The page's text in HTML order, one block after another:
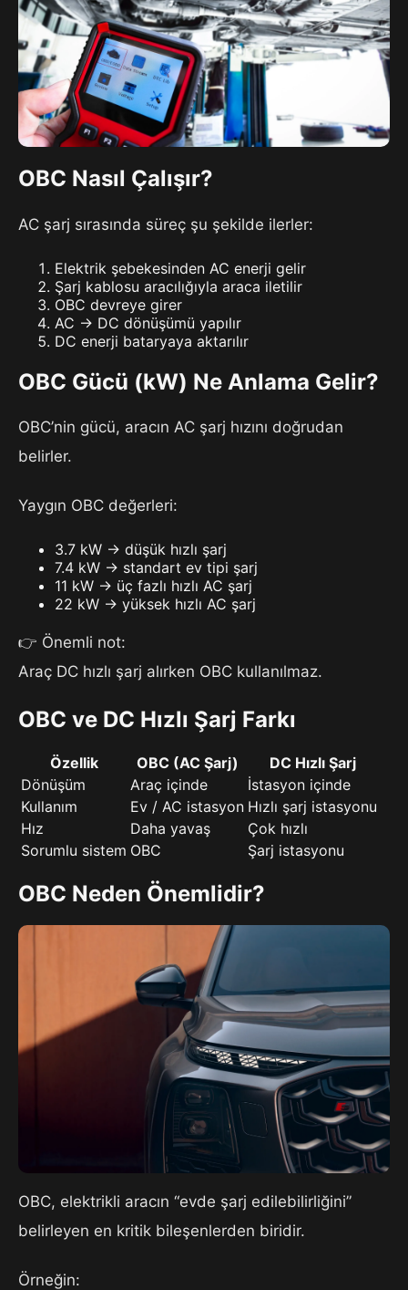
OBC Nasıl Çalışır?
AC şarj sırasında süreç şu şekilde ilerler:
Elektrik şebekesinden AC enerji gelir
Şarj kablosu aracılığıyla araca iletilir
OBC devreye girer
AC → DC dönüşümü yapılır
DC enerji bataryaya aktarılır
OBC Gücü (kW) Ne Anlama Gelir?
OBC’nin gücü, aracın AC şarj hızını doğrudan
belirler.
Yaygın OBC değerleri:
3.7 kW → düşük hızlı şarj
7.4 kW → standart ev tipi şarj
11 kW → üç fazlı hızlı AC şarj
22 kW → yüksek hızlı AC şarj
👉 Önemli not:
Araç DC hızlı şarj alırken OBC kullanılmaz.
OBC ve DC Hızlı Şarj Farkı
Özellik OBC (AC Şarj)
DC Hızlı Şarj
Dönüşüm
Araç içinde
İstasyon içinde
Kullanım
Ev / AC istasyon Hızlı şarj istasyonu
Hız
Daha yavaş
Çok hızlı
Sorumlu sistem OBC Şarj istasyonu
OBC Neden Önemlidir?
OBC, elektrikli aracın “evde şarj edilebilirliğini”
belirleyen en kritik bileşenlerden biridir.
Örneğin: